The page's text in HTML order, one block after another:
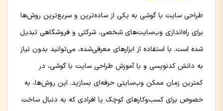
طراحی سایت با گوشی به یکی از ساده‌ترین و سریع‌ترین روش‌ها
برای راه‌اندازی وب‌سایت‌های شخصی، شرکتی و فروشگاهی تبدیل
شده است. با استفاده از ابزارهای معرفی‌شده، می‌توانید بدون نیاز
به دانش کدنویسی و با آموزش طراحی سایت با گوشی، در
کمترین زمان ممکن وب‌سایتی حرفه‌ای بسازید. این روش‌ها، به
خصوص برای کسب‌وکارهای کوچک یا افرادی که به دنبال ساخت